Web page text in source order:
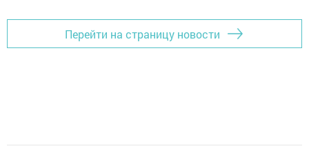
Перейти на страницу новости